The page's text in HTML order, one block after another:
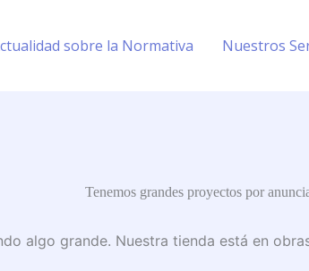
sobre la Normativa Nuestros
Tenemos grandes proyectos por
algo grande. Nuestra tienda está en